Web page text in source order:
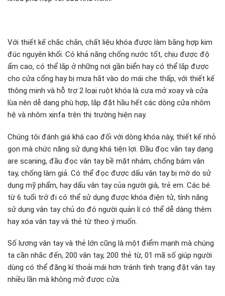
Với thiết kế chắc chắn, chất liệu khóa được làm bằng hợp kim
đúc nguyên khối. Có khả năng chống nước tốt, chịu được độ
ẩm cao, có thể lắp ở những nơi gần biển hay có thể lắp được
cho cửa cổng hay bị mưa hắt vào do mái che thấp, với thiết kế
thông minh và hỗ trợ 2 loại ruột khóa là cưa mở xoay và cửa
lùa nên dễ dang phù hợp, lắp đặt hầu hết các dòng cửa nhôm
hệ và nhôm xinfa trên thị trường hiện nay.
Chúng tôi đánh giá khá cao đối với dòng khóa này, thiết kế nhỏ
gọn mà chức năng sử dụng khá tiện lợi. Đầu đọc vân tay dạng
are scaning, đầu đọc vân tay bề mặt nhám, chống bám vân
tay, chống làm giả. Có thể đọc được dấu vân tay bị mờ do sử
dụng mỹ phẩm, hay dấu vân tay của người già, trẻ em. Các bé
từ 6 tuổi trở đi có thể sử dụng được khóa điện tử, tính năng
sử dụng vân tay chủ do đó người quản lí có thể dễ dàng thêm
hay xóa vân tay và thẻ từ theo ý muốn.
Số lương vân tay và thẻ lớn cũng là một điểm mạnh mà chúng
ta cần nhắc đến, 200 vân tay, 200 thẻ từ, 01 mã số giúp người
dùng có thể đăng kí thoải mái hơn tránh tình trạng đặt vân tay
nhiều lần mà không mở được cửa.